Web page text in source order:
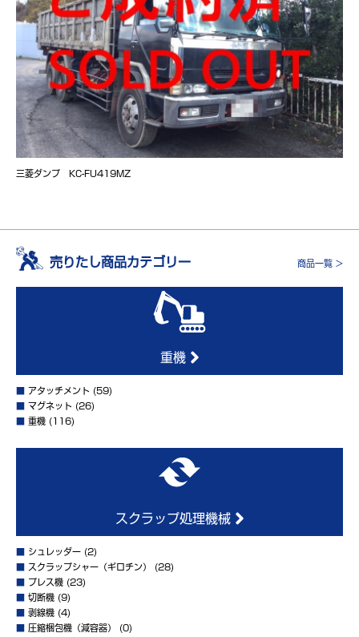
三菱ダンプ KC-FU419MZ
売りたし商品カテゴリー 商品一覧 >
重機
アタッチメント (59)
マグネット (26)
重機 (116)
スクラップ処理機械
シュレッダー (2)
スクラップシャー（ギロチン）
(28)
プレス機 (23)
切断機 (9)
剥線機 (4)
圧縮梱包機（減容器）
(0)